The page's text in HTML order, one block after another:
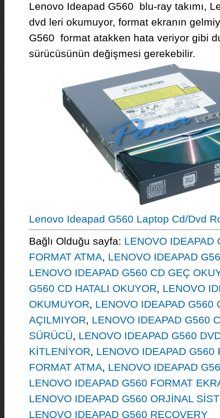
Lenovo Ideapad G560 blu-ray takımı,
dvd leri okumuyor, format ekranın
G560 format atakken hata veriyor gibi
sürücüsünün değişmesi gerekebilir.
Lenovo Ideapad G560 Laptop Cd/Dvd
Bağlı Olduğu sayfa: LENOVO IDEAPAD
FORMAT ATMA, LENOVO IDEAPAD
LENOVO IDEAPAD G560 CD GEÇ
G560 CD HATALI OKUYOR, LENOVO
OKUMUYOR, LENOVO IDEAPAD G560
AÇILMIYOR, LENOVO IDEAPAD G560
SÜRÜCÜ, LENOVO IDEAPAD G560
KİTLENİYOR, LENOVO IDEAPAD G560
FORMAT ATMA, LENOVO IDEAPAD
LENOVO IDEAPAD G560 FORMAT
LENOVO IDEAPAD G560 ORJİNAL
LENOVO IDEAPAD G560 RECOVERY